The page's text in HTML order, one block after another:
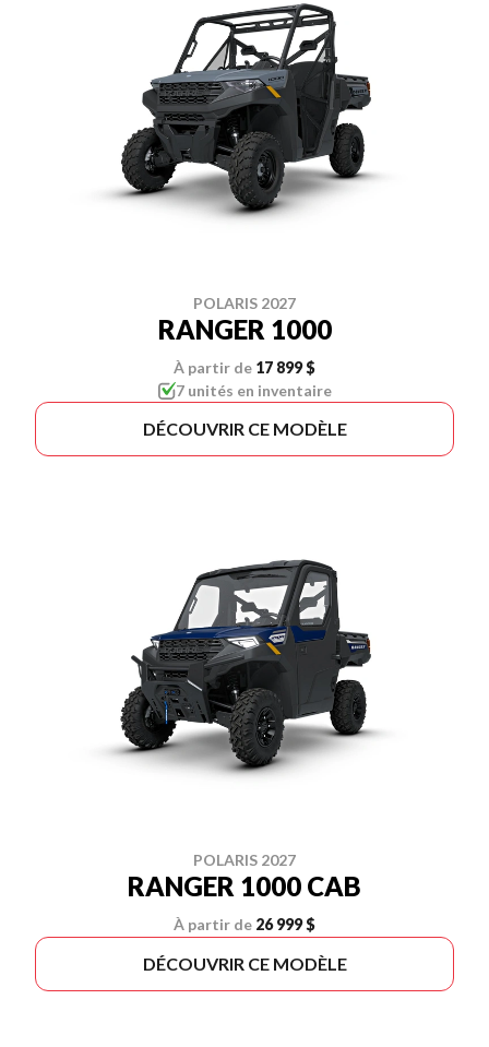
POLARIS 2027
RANGER 1000
À partir de 17 899 $
7 unités en inventaire
DÉCOUVRIR CE MODÈLE
POLARIS 2027
RANGER 1000 CAB
À partir de 26 999 $
DÉCOUVRIR CE MODÈLE